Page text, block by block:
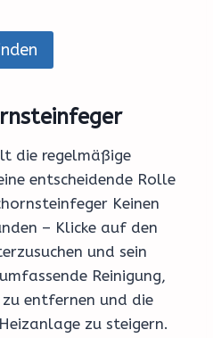
die regelmäßige
entscheidende Rolle
Keinen
– Klicke auf den
und sein
Reinigung,
entfernen und die
zu steigern.